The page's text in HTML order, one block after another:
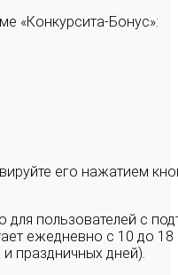
«Конкурсита-Бонус»:
его нажатием
для пользователей с
ежедневно с 10 до
праздничных дней).